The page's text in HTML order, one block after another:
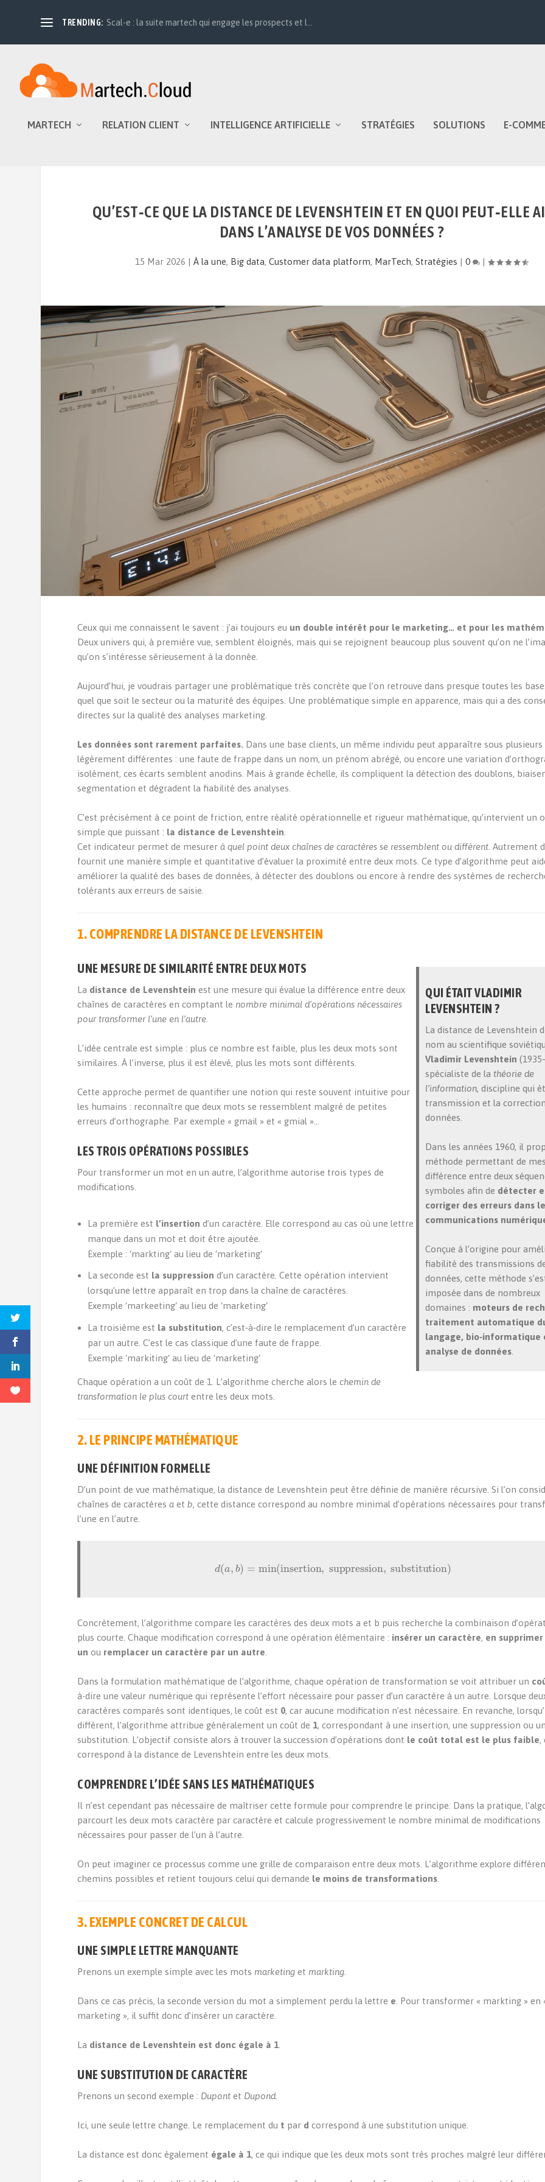
TRENDING: Scal-e : la suite martech qui engage les prospects et l...
MARTECH RELATION CLIENT INTELLIGENCE ARTIFICIELLE STRATÉGIES SOLUTIONS E-
QU’EST‑CE QUE LA DISTANCE DE LEVENSHTEIN ET EN QUOI PEUT‑ELLE
DANS L’ANALYSE DE VOS DONNÉES ?
15 Mar 2026 |À la une, Big data,Customer data platform, MarTech,Stratégies |0 |
Ceux qui me connaissent le savent : j’ai toujours eu un double intérêt pour le marketing… et pour les
Deux univers qui, à première vue, semblent éloignés, mais qui se rejoignent beaucoup plus souvent qu’on ne
qu’on s’intéresse sérieusement à la donnée.
Aujourd’hui, je voudrais partager une problématique très concrète que l’on retrouve dans presque toutes les
quel que soit le secteur ou la maturité des équipes. Une problématique simple en apparence, mais qui a des
directes sur la qualité des analyses marketing.
Les données sont rarement parfaites. Dans une base clients, un même individu peut apparaître sous
légèrement différentes : une faute de frappe dans un nom, un prénom abrégé, ou encore une variation
isolément, ces écarts semblent anodins. Mais à grande échelle, ils compliquent la détection des doublons,
segmentation et dégradent la fiabilité des analyses.
C’est précisément à ce point de friction, entre réalité opérationnelle et rigueur mathématique, qu’intervient un
simple que puissant : la distance de Levenshtein
Cet indicateur permet de mesurerà quel point deux chaînes de caractères se ressemblent ou diffèrent . Autrement
fournit une manière simple et quantitative d’évaluer la proximité entre deux mots. Ce type d’algorithme peut
améliorer la qualité des bases de données, à détecter des doublons ou encore à rendre des systèmes de
tolérants aux erreurs de saisie.
1. COMPRENDRE LA DISTANCE DE LEVENSHTEIN
UNE MESURE DE SIMILARITÉ ENTRE DEUX MOTS
La distance de Levenshtein est une mesure qui évalue la différence entre deux
chaînes de caractères en comptant le nombre minimal d’opérations nécessaires
pour transformer l’une en l’autre
L’idée centrale est simple : plus ce nombre est faible, plus les deux mots sont
similaires. À l’inverse, plus il est élevé, plus les mots sont différents.
Cette approche permet de quantifier une notion qui reste souvent intuitive pour
les humains : reconnaître que deux mots se ressemblent malgré de petites
erreurs d’orthographe. Par exemple « gmail » et « gmial »…
LES TROIS OPÉRATIONS POSSIBLES
Pour transformer un mot en un autre, l’algorithme autorise trois types de
modifications.
La première est l’insertion d’un caractère. Elle correspond au cas où une lettre
manque dans un mot et doit être ajoutée.
Exemple : ‘markting‘ au lieu de ‘marketing‘
La seconde est la suppression d’un caractère. Cette opération intervient
lorsqu’une lettre apparaît en trop dans la chaîne de caractères.
Exemple ‘markeeting‘ au lieu de ‘marketing‘
La troisième est la substitution, c’est‑à‑dire le remplacement d’un caractère
par un autre. C’est le cas classique d’une faute de frappe.
Exemple ‘markiting‘ au lieu de ‘marketing‘
Chaque opération a un coût de 1. L’algorithme cherche alors lechemin de
transformation le plus court entre les deux mots.
QUI ÉTAIT VLADIMIR
LEVENSHTEIN ?
La distance de Levenshtein
nom au scientifique
Vladimir Levenshtein
spécialiste de la théorie de
l’information, discipline qui
transmission et la
données.
Dans les années 1960, il
méthode permettant de
différence entre deux
symboles afin de détecter
corriger des erreurs dans
communications
Conçue à l’origine pour
fiabilité des transmissions
données, cette méthode
imposée dans de nombreux
domaines : moteurs de
traitement automatique
langage, bio‑informatique
analyse de données
2. LE PRINCIPE MATHÉMATIQUE
UNE DÉFINITION FORMELLE
D’un point de vue mathématique, la distance de Levenshtein peut être définie de manière récursive. Si l’on
chaînes de caractèresa etb, cette distance correspond au nombre minimal d’opérations nécessaires pour
l’une en l’autre.
d(a ,b min(insertion, suppression, substitution)
Concrètement, l’algorithme compare les caractères des deux mots a et b puis recherche la combinaison
plus courte. Chaque modification correspond à une opération élémentaire : insérer un caractère, en supprimer
un ou remplacer un caractère par un autre
Dans la formulation mathématique de l’algorithme, chaque opération de transformation se voit attribuer un
à-dire une valeur numérique qui représente l’effort nécessaire pour passer d’un caractère à un autre. Lorsque
caractères comparés sont identiques, le coût est 0, car aucune modification n’est nécessaire. En revanche,
diffèrent, l’algorithme attribue généralement un coût de 1, correspondant à une insertion, une suppression ou
substitution. L’objectif consiste alors à trouver la succession d’opérations dont le coût total est le plus faible,
correspond à la distance de Levenshtein entre les deux mots.
COMPRENDRE L’IDÉE SANS LES MATHÉMATIQUES
Il n’est cependant pas nécessaire de maîtriser cette formule pour comprendre le principe. Dans la pratique,
parcourt les deux mots caractère par caractère et calcule progressivement le nombre minimal de modifications
nécessaires pour passer de l’un à l’autre.
On peut imaginer ce processus comme une grille de comparaison entre deux mots. L’algorithme explore
chemins possibles et retient toujours celui qui demande le moins de transformations
3. EXEMPLE CONCRET DE CALCUL
UNE SIMPLE LETTRE MANQUANTE
Prenons un exemple simple avec les mots marketing et markting
Dans ce cas précis, la seconde version du mot a simplement perdu la lettre e . Pour transformer « markting » en
marketing », il suffit donc d’insérer un caractère.
La distance de Levenshtein est donc égale à 1
UNE SUBSTITUTION DE CARACTÈRE
Prenons un second exemple : Dupont et Dupond
Ici, une seule lettre change. Le remplacement du t par d correspond à une substitution unique.
La distance est donc également égale à 1, ce qui indique que les deux mots sont très proches malgré leur